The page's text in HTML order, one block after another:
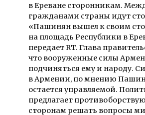
в Ереване сторонникам.
гражданами страны идут
«Пашинян вышел к своим
на площадь Республики в
передает RT. Глава
что вооруженные силы
подчиняться ему и народу.
в Армении, по мнению
остается управляемой.
предлагает
сторонам решать вопросы